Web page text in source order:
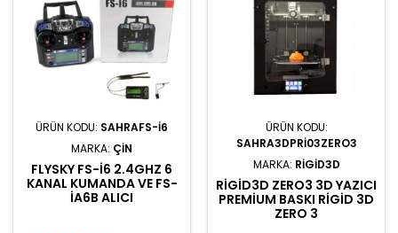
ÜRÜN KODU: SAHRAFS-I6
MARKA: ÇIN
FLYSKY FS-I6 2.4GHZ 6
KANAL KUMANDA VE FS-
IA6B ALICI
ÜRÜN KODU:
SAHRA3DPRI03ZERO3
MARKA: RIGID3D
RIGID3D ZERO3 3D YAZICI
PREMIUM BASKI RIGID 3D
ZERO 3